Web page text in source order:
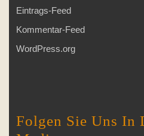
Eintrags-Feed
Kommentar-Feed
WordPress.org
Folgen Sie Uns In